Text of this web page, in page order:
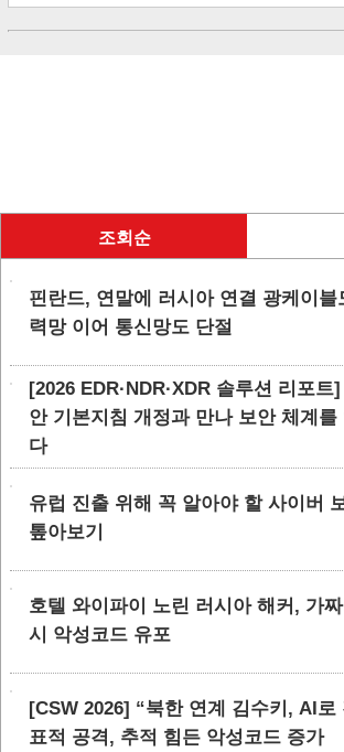
조회순
핀란드, 연말에 러시아 연결 광케이블
력망 이어 통신망도 단절
[2026 EDR·NDR·XDR 솔루션 리포
안 기본지침 개정과 만나 보안 체계를
다
유럽 진출 위해 꼭 알아야 할 사이버
톺아보기
호텔 와이파이 노린 러시아 해커, 가
시 악성코드 유포
[CSW 2026] “북한 연계 김수키, AI로
표적 공격, 추적 힘든 악성코드 증가